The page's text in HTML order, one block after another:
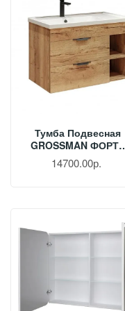
Тумба Подвесная
GROSSMAN ФОРТА
80 См Дуб Галифакс
108004
14700.00р.